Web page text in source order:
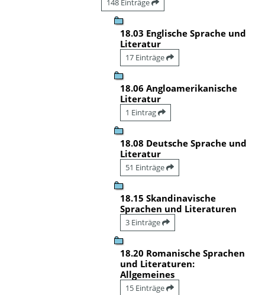
148 Einträge
18.03 Englische Sprache und
Literatur
17 Einträge
18.06 Angloamerikanische
Literatur
1 Eintrag
18.08 Deutsche Sprache und
Literatur
51 Einträge
18.15 Skandinavische
Sprachen und Literaturen
3 Einträge
18.20 Romanische Sprachen
und Literaturen:
Allgemeines
15 Einträge